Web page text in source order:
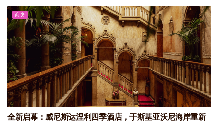
商务
全新启幕：威尼斯达涅利四季酒店，于斯基亚沃尼海岸重新